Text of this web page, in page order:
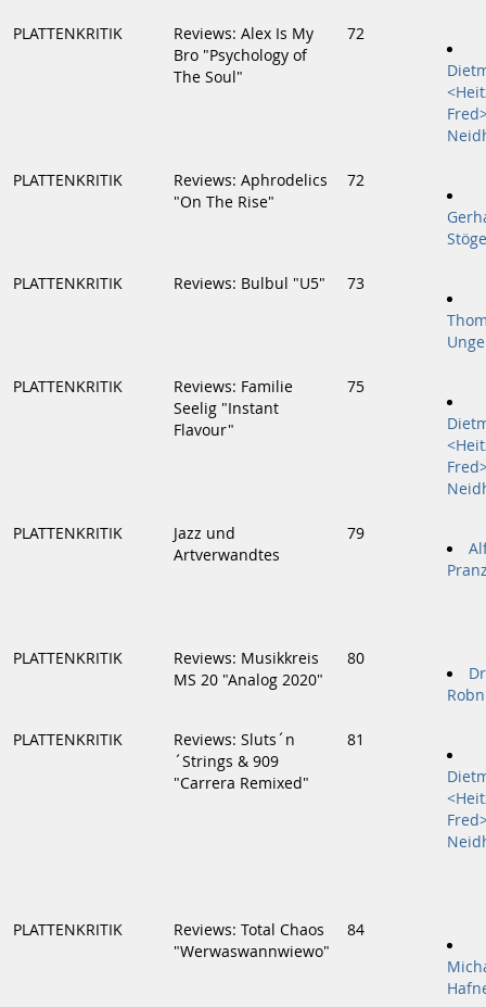
PLATTENKRITIK
Reviews: Alex Is My
Bro "Psychology of
The Soul"
72
PLATTENKRITIK
Reviews: Aphrodelics
"On The Rise"
72
PLATTENKRITIK Reviews: Bulbul "U5"
73
PLATTENKRITIK
Reviews: Familie
Seelig "Instant
Flavour"
75
PLATTENKRITIK
Jazz und
Artverwandtes
79
PLATTENKRITIK
Reviews: Musikkreis
MS 20 "Analog 2020"
80
PLATTENKRITIK
Reviews: Sluts´n
´Strings & 909
"Carrera Remixed"
81
PLATTENKRITIK
Reviews: Total Chaos
"Werwaswannwiewo"
84